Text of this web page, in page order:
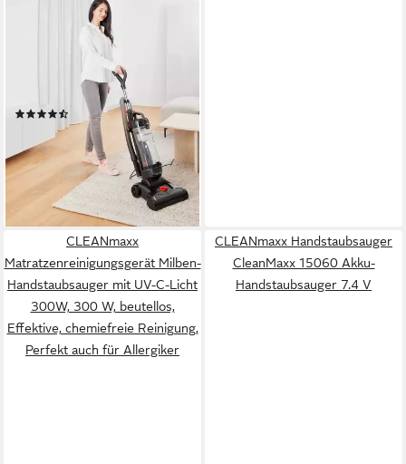
leerbar, Freistehfunktion, 400
Größe Staubbehälter
Hygienefilter
Filtersystem
(404)
64,99 € UVP 139,99 €
nur diesen Monat
-54%
lieferbar - am nächsten Werktag
CLEANmaxx
Matratzenreinigungsgerät Milben-
Handstaubsauger mit UV-C-Licht
300W, 300 W, beutellos,
Effektive, chemiefreie Reinigung,
Perfekt auch für Allergiker
CLEANmaxx Handstaubsauger
CleanMaxx 15060 Akku-
Handstaubsauger 7.4 V